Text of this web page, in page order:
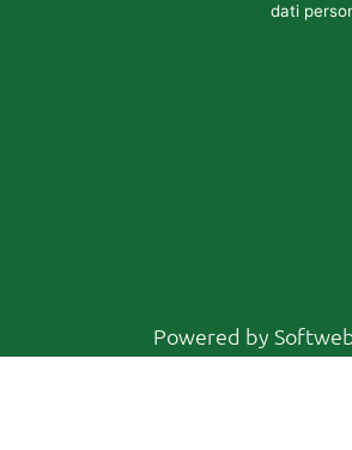
dati
Powered by